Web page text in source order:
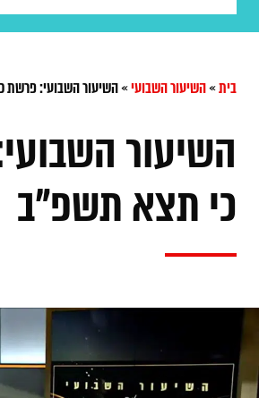
בית»השיעור השבועי»השיעור השבועי:
השיעור
כי תצא תשפ"ב